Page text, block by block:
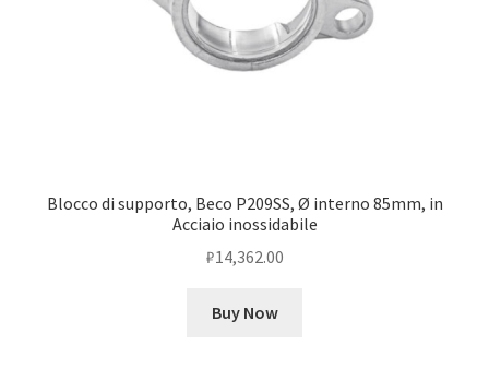
Blocco di supporto, Beco P209SS, Ø interno 85mm, in
Acciaio inossidabile
₽14,362.00
Buy Now